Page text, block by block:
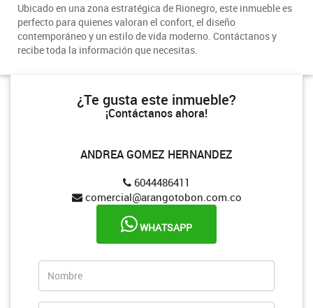
Ubicado en una zona estratégica de Rionegro, este inmueble es
perfecto para quienes valoran el confort, el diseño
contemporáneo y un estilo de vida moderno. Contáctanos y
recibe toda la información que necesitas.
¿Te gusta este inmueble?
¡Contáctanos ahora!
ANDREA GOMEZ HERNANDEZ
6044486411
comercial@arangotobon.com.co
WHATSAPP